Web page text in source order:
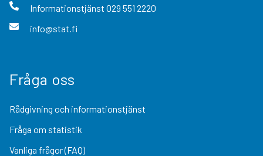
Informationstjänst 029 551 2220
info@stat.fi
Fråga oss
Rådgivning och informationstjänst
Fråga om statistik
Vanliga frågor (FAQ)